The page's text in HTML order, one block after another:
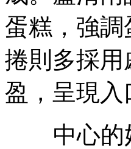
蛋糕，強
捲則多採
盈，呈現
中心的奶